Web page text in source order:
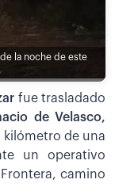
la noche de este
fue trasladado
de Velasco,
kilómetro de una
un operativo
camino